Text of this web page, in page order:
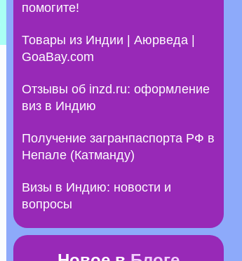
помогите!
Товары из Индии | Аюрведа |
GoaBay.com
Отзывы об inzd.ru: оформление
виз в Индию
Получение загранпаспорта РФ в
Непале (Катманду)
Визы в Индию: новости и
вопросы